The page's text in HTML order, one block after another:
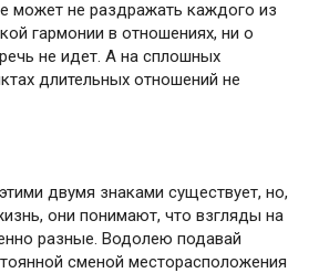
может не раздражать каждого из
гармонии в отношениях, ни о
не идет. А на сплошных
длительных отношений не
двумя знаками существует, но,
они понимают, что взгляды на
разные. Водолею подавай
сменой месторасположения